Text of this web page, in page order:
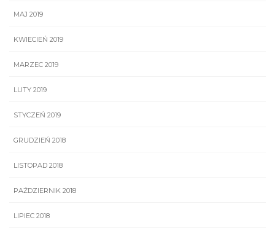
MAJ 2019
KWIECIEŃ 2019
MARZEC 2019
LUTY 2019
STYCZEŃ 2019
GRUDZIEŃ 2018
LISTOPAD 2018
PAŹDZIERNIK 2018
LIPIEC 2018